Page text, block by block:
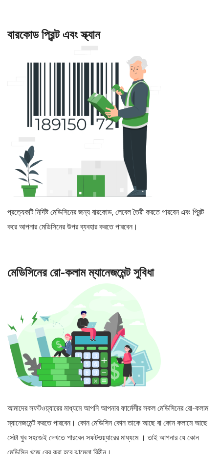
বারকোড প্রিন্ট এবং স্ক্যান
প্রত্যেকটি নির্দিষ্ট মেডিসিনের জন্য বারকোড, লেবেল তৈরী করতে পারবেন এবং প্রিন্ট
করে আপনার মেডিসিনের উপর ব্যবহার করতে পারবেন।
মেডিসিনের রো-কলাম ম্যানেজমেন্ট সুবিধা
আমাদের সফটওয়্যারের মাধ্যমে আপনি আপনার ফার্মেসীর সকল মেডিসিনের রো-কলাম
ম্যানেজমেন্ট করতে পারবেন। কোন মেডিসিন কোন তাকে আছে বা কোন কলামে আছে
সেটা খুব সহজেই দেখতে পারবেন সফটওয়্যারের মাধ্যমে । তাই আপনার যে কোন